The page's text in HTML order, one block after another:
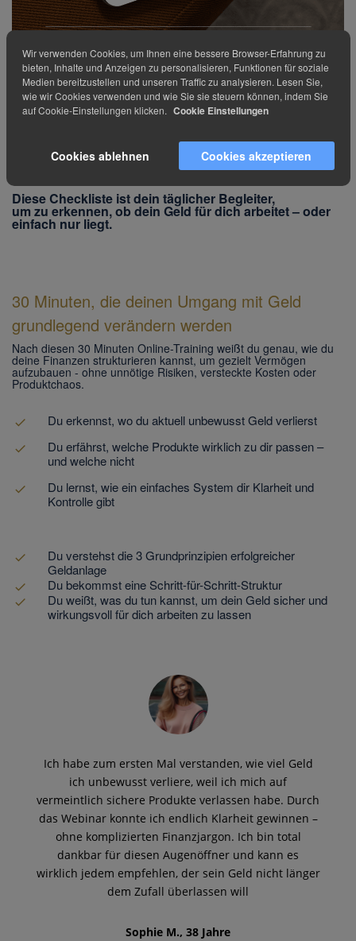
Damit du deine finanziellen Ziele wirklich erreichst,
brauchst du keine komplizierten Produkte – sondern Klarheit.
Diese 7 Sofort-Tipps zeigen dir, wie du heimliche Geldverluste
was dich wirklich deinen Träumen näherbringt.
Diese Checkliste ist dein täglicher Begleiter,
um zu erkennen, ob dein Geld für dich arbeitet – oder
einfach nur liegt.
30 Minuten, die deinen Umgang mit Geld
grundlegend verändern werden
Nach diesen 30 Minuten Online-Training weißt du genau, wie du
deine Finanzen strukturieren kannst, um gezielt Vermögen
aufzubauen - ohne unnötige Risiken, versteckte Kosten oder
Produktchaos.
Du erkennst, wo du aktuell unbewusst Geld verlierst
Du erfährst, welche Produkte wirklich zu dir passen –
und welche nicht
Du lernst, wie ein einfaches System dir Klarheit und
Kontrolle gibt
Du verstehst die 3 Grundprinzipien erfolgreicher
Geldanlage
Du bekommst eine Schritt-für-Schritt-Struktur
Du weißt, was du tun kannst, um dein Geld sicher und
wirkungsvoll für dich arbeiten zu lassen
Ich habe zum ersten Mal verstanden, wie viel Geld
ich unbewusst verliere, weil ich mich auf
vermeintlich sichere Produkte verlassen habe. Durch
das Webinar konnte ich endlich Klarheit gewinnen –
ohne komplizierten Finanzjargon. Ich bin total
dankbar für diesen Augenöffner und kann es
wirklich jedem empfehlen, der sein Geld nicht länger
dem Zufall überlassen will
Sophie M., 38 Jahre
Wir verwenden Cookies, um Ihnen eine bessere Browser-Erfahrung zu
bieten, Inhalte und Anzeigen zu personalisieren, Funktionen für soziale
Medien bereitzustellen und unseren Traffic zu analysieren. Lesen Sie,
wie wir Cookies verwenden und wie Sie sie steuern können, indem Sie
auf Cookie-Einstellungen klicken. Cookie Einstellungen
Cookies ablehnen Cookies akzeptieren